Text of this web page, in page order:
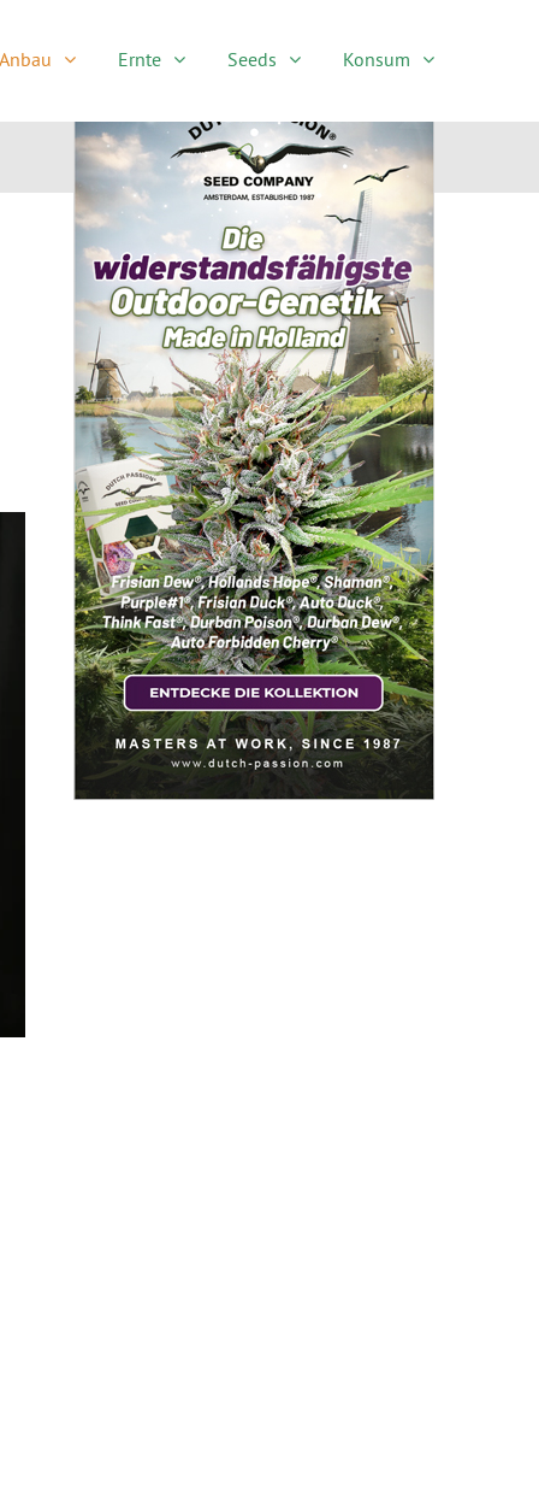
Anbau Ernte Seeds Konsum